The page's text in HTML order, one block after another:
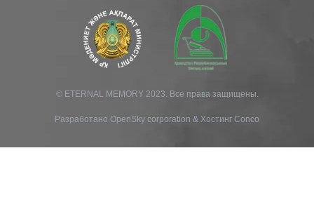
© ETERNAL MEMORY 2023. Все права защищены.
Разработано OpenSky corporation & Хостинг Conco